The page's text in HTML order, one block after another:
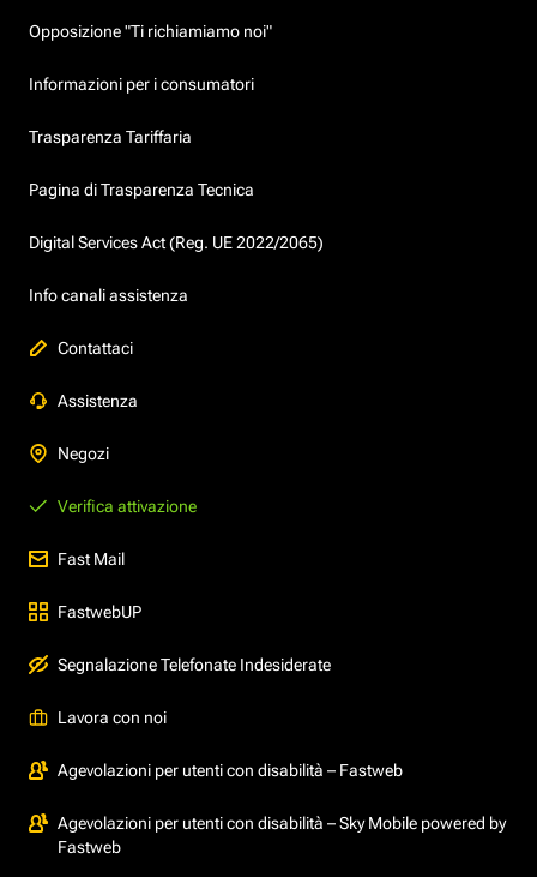
Opposizione "Ti richiamiamo noi"
Informazioni per i consumatori
Trasparenza Tariffaria
Pagina di Trasparenza Tecnica
Digital Services Act (Reg. UE 2022/2065)
Info canali assistenza
Contattaci
Assistenza
Negozi
Verifica attivazione
Fast Mail
FastwebUP
Segnalazione Telefonate Indesiderate
Lavora con noi
Agevolazioni per utenti con disabilità – Fastweb
Agevolazioni per utenti con disabilità – Sky Mobile powered by
Fastweb